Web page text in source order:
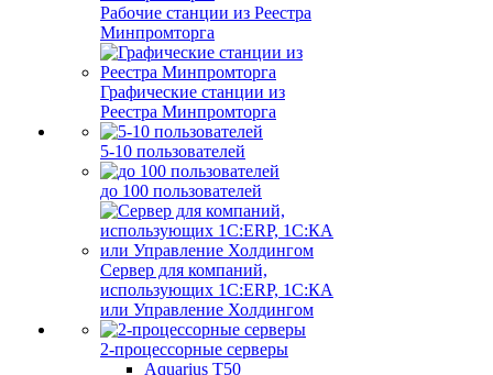
Рабочие станции из Реестра
Минпромторга
Графические станции из
Реестра Минпромторга
5-10 пользователей
до 100 пользователей
Сервер для компаний,
использующих 1C:ERP, 1С:КА
или Управление Холдингом
2-процессорные серверы
Aquarius T50